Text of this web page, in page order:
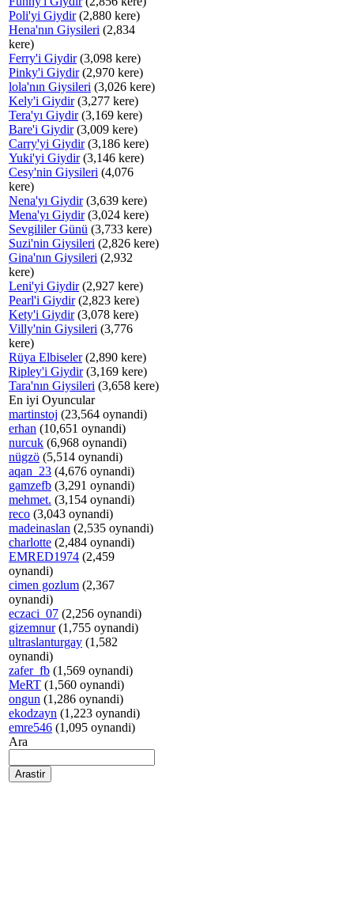
Poli'yi Giydir(2,880 kere)
Hena'nın Giysileri (2,834
kere)
Ferry'i Giydir(3,098 kere)
Pinky'i Giydir(2,970 kere)
lola'nın Giysileri (3,026 kere)
Kely'i Giydir(3,277 kere)
Tera'yı Giydir(3,169 kere)
Bare'i Giydir(3,009 kere)
Carry'yi Giydir(3,186 kere)
Yuki'yi Giydir(3,146 kere)
Cesy'nin Giysileri (4,076
kere)
Nena'yı Giydir(3,639 kere)
Mena'yı Giydir(3,024 kere)
Sevgililer Günü (3,733 kere)
Suzi'nin Giysileri (2,826 kere)
Gina'nın Giysileri (2,932
kere)
Leni'yi Giydir(2,927 kere)
Pearl'i Giydir(2,823 kere)
Kety'i Giydir(3,078 kere)
Villy'nin Giysileri (3,776
kere)
Rüya Elbiseler(2,890 kere)
Ripley'i Giydir(3,169 kere)
Tara'nın Giysileri (3,658 kere)
En iyi Oyuncular
martinstoj (23,564 oynandi)
erhan (10,651 oynandi)
nurcuk (6,968 oynandi)
nügzö (5,514 oynandi)
aqan_23 (4,676 oynandi)
gamzefb (3,291 oynandi)
mehmet. (3,154 oynandi)
reco (3,043 oynandi)
madeinaslan (2,535 oynandi)
charlotte (2,484 oynandi)
EMRED1974 (2,459
oynandi)
cimen gozlum (2,367
oynandi)
eczaci_07 (2,256 oynandi)
gizemnur(1,755 oynandi)
ultraslanturgay (1,582
oynandi)
zafer_fb (1,569 oynandi)
MeRT (1,560 oynandi)
ongun (1,286 oynandi)
ekodzayn (1,223 oynandi)
emre546 (1,095 oynandi)
Ara